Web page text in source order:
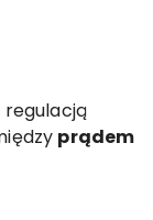
regulacją
prądem